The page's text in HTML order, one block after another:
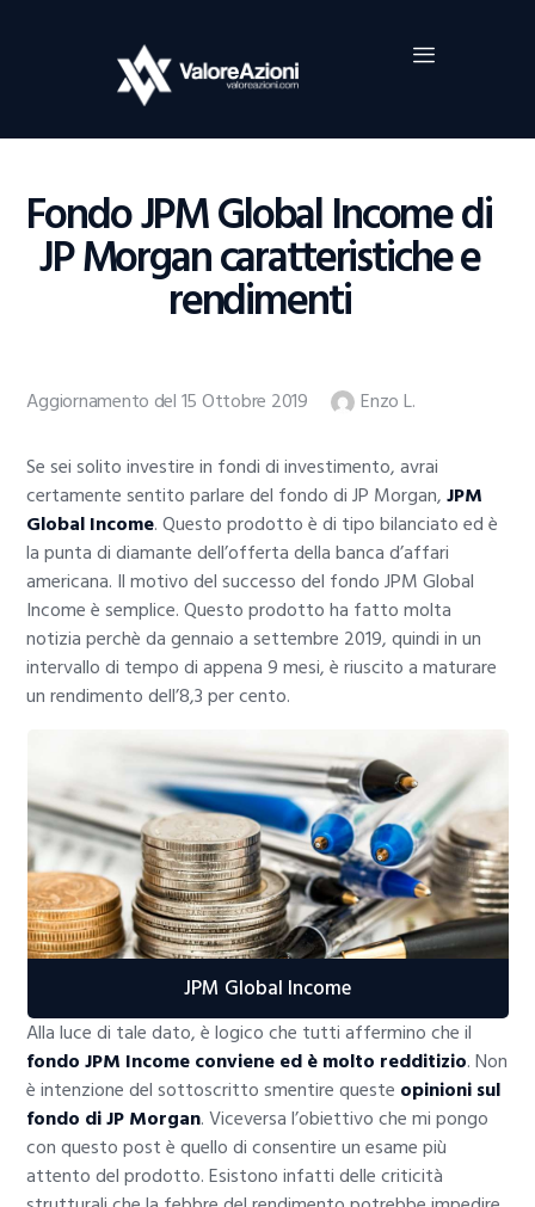
Fondo JPM Global Income di
JP Morgan caratteristiche e
rendimenti
Home
Investimenti
Borsa
Guide Al Trading
Criptovalute
Aggiornamento del 15 Ottobre 2019 Enzo L.
Se sei solito investire in fondi di investimento, avrai
certamente sentito parlare del fondo di JP Morgan,JPM
Global Income. Questo prodotto è di tipo bilanciato ed è
la punta di diamante dell’offerta della banca d’affari
americana. Il motivo del successo del fondo JPM Global
Income è semplice. Questo prodotto ha fatto molta
notizia perchè da gennaio a settembre 2019, quindi in un
intervallo di tempo di appena 9 mesi, è riuscito a maturare
un rendimento dell’8,3 per cento.
JPM Global Income
Alla luce di tale dato, è logico che tutti affermino che il
fondo JPM Income conviene ed è molto redditizio. Non
è intenzione del sottoscritto smentire queste opinioni sul
fondo di JP Morgan. Viceversa l’obiettivo che mi pongo
con questo post è quello di consentire un esame più
attento del prodotto. Esistono infatti delle criticità